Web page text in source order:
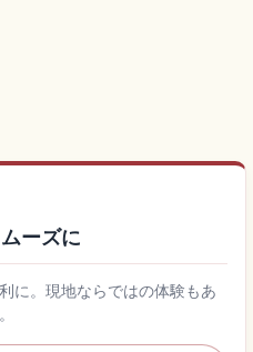
ーズに
に。現地ならではの体験もあ